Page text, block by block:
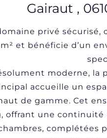
Gairaut ,
privé
m² et bénéficie d’un
moderne,
accueille un
de gamme. Cet
offrant une